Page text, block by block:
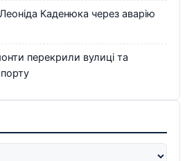
Каденюка через аварію
перекрили вулиці та